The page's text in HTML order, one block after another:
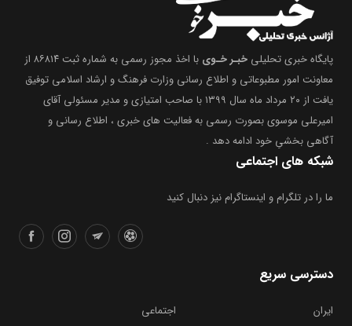
پایگاه خبری تحلیلی خبـر خـوی
با اخذ مجوز رسمی به شماره ثبت ۸۶۸۱۴ از
معاونت امور مطبوعاتی و اطلاع رسانی وزارت فرهنگ و ارشاد اسلامی توفیق
یافت از ۲۰ مرداد ماه سال ۱۳۹۹ با صاحب امتیازی و مدیر مسئولی آقای
امیرعلی موسوی بصورت رسمی به فعالیت های خبری ، اطلاع رسانی و
آگاهی بخشیِ خود ادامه دهد .
شبکه های اجتماعی
ما را در تلگرام و اینستاگرام نیز دنبال کنید
دسترسی سریع
ایران
اجتماعی